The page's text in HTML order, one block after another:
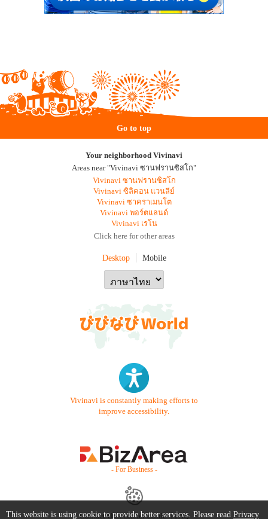
Go to top
Your neighborhood Vivinavi
Areas near "Vivinavi ซานฟรานซิสโก"
Vivinavi ซานฟรานซิสโก
Vivinavi ซิลิคอน แวนลีย์
Vivinavi ซาคราเมนโต
Vivinavi พอร์ตแลนด์
Vivinavi เรโน
Click here for other areas
Desktop Mobile
Vivinavi is constantly making efforts to
improve accessibility.
- For Business -
Contact Us Starter Guide FAQ
This website is using cookie to provide better services. Please read Privacy